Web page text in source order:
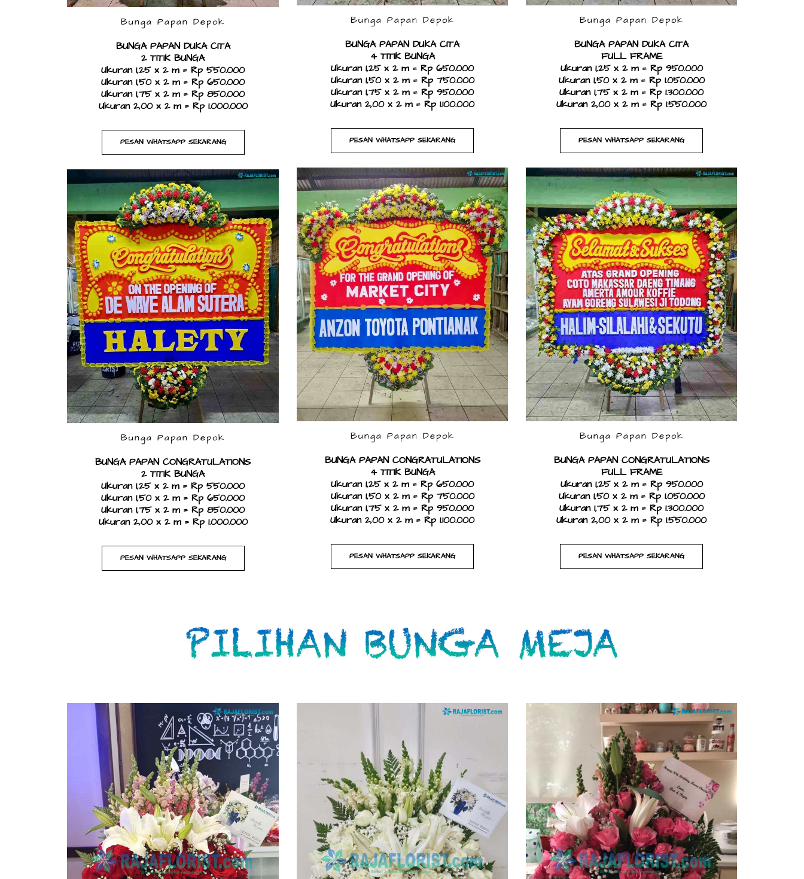
Bunga Papan Depok
BUNGA PAPAN DUKA CITA
​2 TITIK BUNGA
Ukuran 1,25 x 2 m = Rp 550.000
Ukuran 1,50 x 2 m = Rp 650.000
Ukuran 1,75 x 2 m = Rp 850.000
Ukuran 2,00 x 2 m = Rp 1.000.000
PESAN WHATSAPP SEKARANG
Bunga Papan Depok
BUNGA PAPAN CONGRATULATIONS
​2 TITIK BUNGA
Ukuran 1,25 x 2 m = Rp 550.000
Ukuran 1,50 x 2 m = Rp 650.000
Ukuran 1,75 x 2 m = Rp 850.000
Ukuran 2,00 x 2 m = Rp 1.000.000
PESAN WHATSAPP SEKARANG
Bunga Papan Depok
BUNGA PAPAN DUKA CITA
4 TITIK BUNGA
Ukuran 1,25 x 2 m = Rp 650.000
Ukuran 1,50 x 2 m = Rp 750.000
Ukuran 1,75 x 2 m = Rp 950.000
Ukuran 2,00 x 2 m = Rp 1.100.000​
PESAN WHATSAPP SEKARANG
Bunga Papan Depok
BUNGA PAPAN CONGRATULATIONS
4 TITIK BUNGA
Ukuran 1,25 x 2 m = Rp 650.000
Ukuran 1,50 x 2 m = Rp 750.000
Ukuran 1,75 x 2 m = Rp 950.000
Ukuran 2,00 x 2 m = Rp 1.100.000​
PESAN WHATSAPP SEKARANG
Bunga Papan Depok
BUNGA PAPAN DUKA CITA
FULL FRAME
Ukuran 1,25 x 2 m = Rp 950.000
Ukuran 1,50 x 2 m = Rp 1.050.000
Ukuran 1,75 x 2 m = Rp 1.300.000
Ukuran 2,00 x 2 m = Rp 1.550.000
PESAN WHATSAPP SEKARANG
Bunga Papan Depok
BUNGA PAPAN CONGRATULATIONS
FULL FRAME
Ukuran 1,25 x 2 m = Rp 950.000
Ukuran 1,50 x 2 m = Rp 1.050.000
Ukuran 1,75 x 2 m = Rp 1.300.000
Ukuran 2,00 x 2 m = Rp 1.550.000
PESAN WHATSAPP SEKARANG